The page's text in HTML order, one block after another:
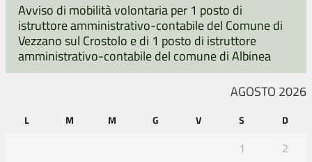
Avviso di mobilità volontaria per 1 posto di
istruttore amministrativo-contabile del Comune di
Vezzano sul Crostolo e di 1 posto di istruttore
amministrativo-contabile del comune di Albinea
AGOSTO 2026
L M M G V S D
1
2